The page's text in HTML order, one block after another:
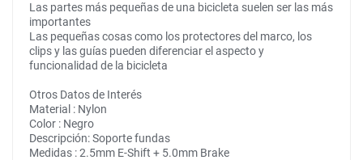
Las partes más pequeñas de una bicicleta suelen ser las más
importantes
Las pequeñas cosas como los protectores del marco, los
clips y las guías pueden diferenciar el aspecto y
funcionalidad de la bicicleta
Otros Datos de Interés
Material : Nylon
Color : Negro
Descripción: Soporte fundas
Medidas : 2.5mm E-Shift + 5.0mm Brake